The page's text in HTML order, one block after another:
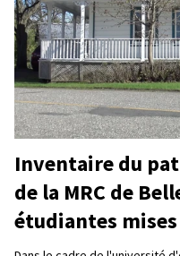
Inventaire du
de la MRC de
étudiantes